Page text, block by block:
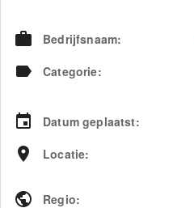
Bedrijfsnaam:
Categorie:
Datum geplaatst:
Locatie:
Regio: